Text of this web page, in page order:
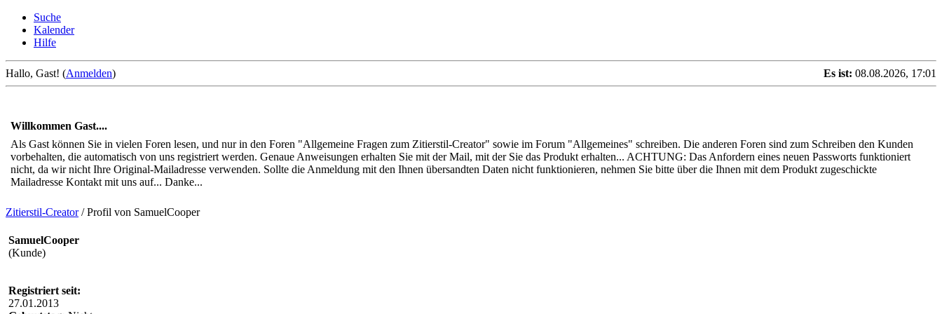
Suche
Kalender
Hilfe
Es ist: 08.08.2026, 17:01
Hallo, Gast! (Anmelden)
Willkommen Gast....
Als Gast können Sie in vielen Foren lesen, und nur in den Foren "Allgemeine Fragen zum Zitierstil-Creator" sowie im Forum "Allgemeines" schreiben. Die anderen Foren sind zum Schreiben den Kunden
vorbehalten, die automatisch von uns registriert werden. Genaue Anweisungen erhalten Sie mit der Mail, mit der Sie das Produkt erhalten... ACHTUNG: Das Anfordern eines neuen Passworts funktioniert
nicht, da wir nicht Ihre Original-Mailadresse verwenden. Sollte die Anmeldung mit den Ihnen übersandten Daten nicht funktionieren, nehmen Sie bitte über die Ihnen mit dem Produkt zugeschickte
Mailadresse Kontakt mit uns auf... Danke...
Zitierstil-Creator/Profil von SamuelCooper
SamuelCooper
(Kunde)
Registriert seit:
27.01.2013